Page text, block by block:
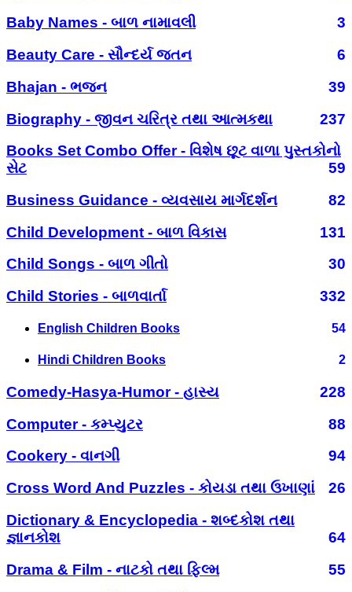
Baby Names - બાળ નામાવલી
3
Beauty Care - સૌન્દર્ય જતન
6
Bhajan - ભજન
39
Biography - જીવન ચરિત્ર તથા આત્મકથા
237
Books Set Combo Offer - વિશેષ છૂટ વાળા પુસ્તકોનો
સેટ
59
Business Guidance - વ્યવસાય માર્ગદર્શન
82
Child Development - બાળ વિકાસ
131
Child Songs - બાળ ગીતો
30
Child Stories - બાળવાર્તા
332
English Children Books 54
Hindi Children Books 2
Comedy-Hasya-Humor - હાસ્ય
228
Computer - કમ્પ્યુટર
88
Cookery - વાનગી
94
Cross Word And Puzzles - કોયડા તથા ઉખાણાં
26
Dictionary & Encyclopedia - શબ્દકોશ તથા
જ્ઞાનકોશ
64
Drama & Film - નાટકો તથા ફિલ્મ
55